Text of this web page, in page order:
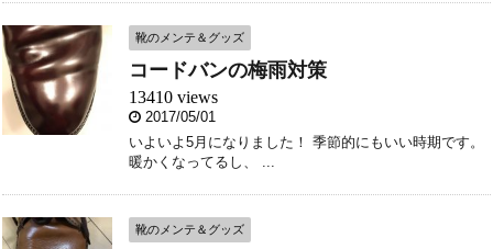
靴のメンテ＆グッズ
コードバンの梅雨対策
13410 views
2017/05/01
いよいよ5月になりました！ 季節的にもいい時期です。
暖かくなってるし、 ...
靴のメンテ＆グッズ